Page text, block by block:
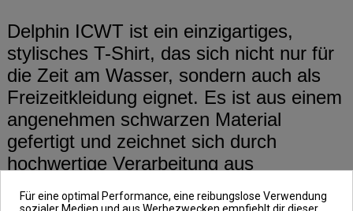
Delphin ICWT ist ein einzigartiges,
stylisches T-Shirt, das sich nicht nur für
die Zeit am Wasser, sondern auch als
Freizeitkleidung eignet. Es ist aus einem
angenehmen schwarzen Material
gefertigt und zeichnet sich durch
hochwertige Verarbeitung aus
Für eine optimal Performance, eine reibungslose Verwendung
sozialer Medien und aus Werbezwecken empfiehlt dir dieser